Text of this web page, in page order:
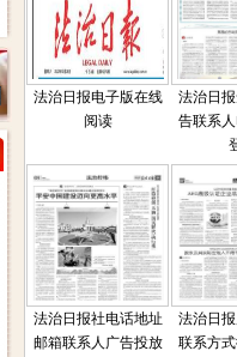
法治日报电子版在线
阅读
法治日
告联系
法治日报社电话地址
邮箱联系人广告投放
法治日
联系方